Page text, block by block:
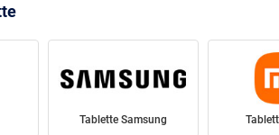
Tablette Samsung